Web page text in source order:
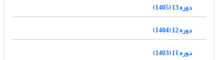
دوره 13 (1405)
دوره 12 (1404)
دوره 11 (1403)